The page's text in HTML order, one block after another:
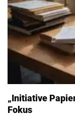
„Initiative
Fokus